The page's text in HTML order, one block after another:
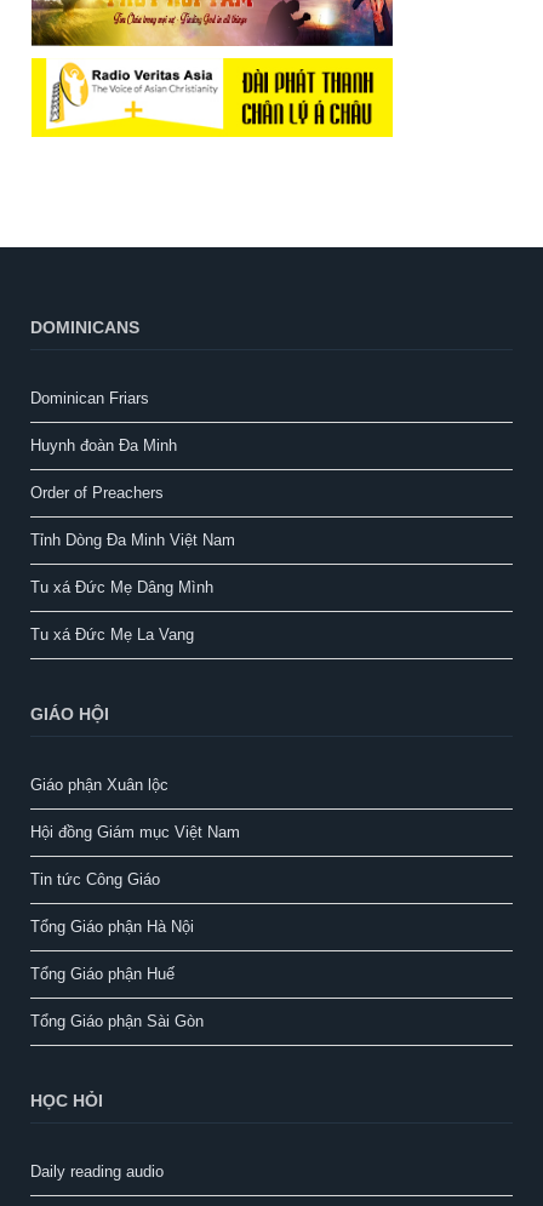
DOMINICANS
Dominican Friars
Huynh đoàn Đa Minh
Order of Preachers
Tỉnh Dòng Đa Minh Việt Nam
Tu xá Đức Mẹ Dâng Mình
Tu xá Đức Mẹ La Vang
GIÁO HỘI
Giáo phận Xuân lộc
Hội đồng Giám mục Việt Nam
Tin tức Công Giáo
Tổng Giáo phận Hà Nội
Tổng Giáo phận Huế
Tổng Giáo phận Sài Gòn
HỌC HỎI
Daily reading audio